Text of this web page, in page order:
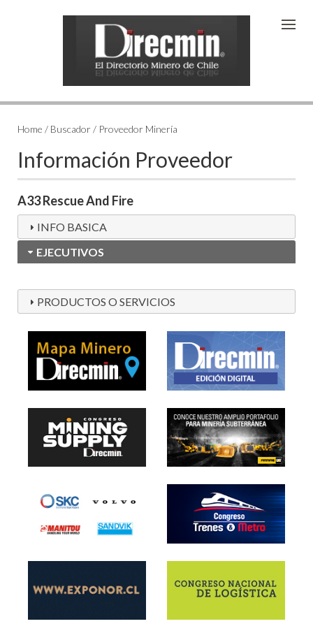
Home / Buscador / Proveedor Minería
Información Proveedor
A33 Rescue And Fire
INFO BASICA
EJECUTIVOS
PRODUCTOS O SERVICIOS